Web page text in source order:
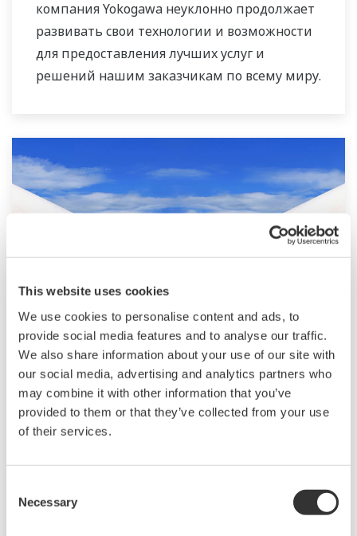
This website uses cookies
We use cookies to personalise content and ads, to
provide social media features and to analyse our traffic.
We also share information about your use of our site with
our social media, advertising and analytics partners who
may combine it with other information that you’ve
provided to them or that they’ve collected from your use
of their services.
Selection
Necessary
компания Yokogawa неуклонно продолжает
развивать свои технологии и возможности
для предоставления лучших услуг и
решений нашим заказчикам по всему миру.
сеть решений в области
электроэнергетики, чтобы играть более
активную роль на динамично
развивающемся мировом рынке
электроэнергии. Это позволило наладить
более тесную командную работу внутри
глобальные ресурсы и отраслевые ноу-хау.
Эксперты компании Yokogawa в области
электроэнергетики работают вместе, чтобы
предоставить каждому заказчику решение,
которое наилучшим образом соответствует
его сложным требованиям.
Трубопровод
Правильный выбор средств управления и
приборной обвязки трубопроводов может
сыграть решающую роль в эффективности
и прибыльности этих активов. Компания
Yokogawa имеет специализированные
оптимизировать все элементы